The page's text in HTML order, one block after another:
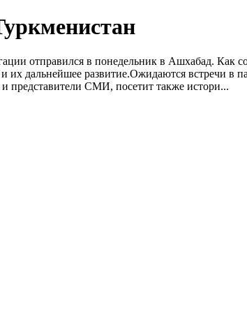
отправился в понедельник в Ашхабад. Как
их дальнейшее развитие.Ожидаются встречи
и представители СМИ, посетит также истори...